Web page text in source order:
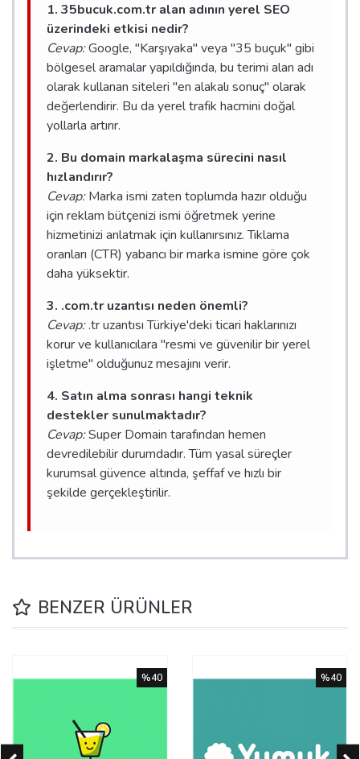
1. 35bucuk.com.tr alan adının yerel SEO
üzerindeki etkisi nedir?
Cevap:Google, "Karşıyaka" veya "35 buçuk" gibi
bölgesel aramalar yapıldığında, bu terimi alan adı
olarak kullanan siteleri "en alakalı sonuç" olarak
değerlendirir. Bu da yerel trafik hacmini doğal
yollarla artırır.
2. Bu domain markalaşma sürecini nasıl
hızlandırır?
Cevap:Marka ismi zaten toplumda hazır olduğu
için reklam bütçenizi ismi öğretmek yerine
hizmetinizi anlatmak için kullanırsınız. Tıklama
oranları (CTR) yabancı bir marka ismine göre çok
daha yüksektir.
3. .com.tr uzantısı neden önemli?
Cevap:.tr uzantısı Türkiye'deki ticari haklarınızı
korur ve kullanıcılara "resmi ve güvenilir bir yerel
işletme" olduğunuz mesajını verir.
4. Satın alma sonrası hangi teknik
destekler sunulmaktadır?
Cevap:Super Domain tarafından hemen
devredilebilir durumdadır. Tüm yasal süreçler
kurumsal güvence altında, şeffaf ve hızlı bir
şekilde gerçekleştirilir.
BENZER ÜRÜNLER
%40 %40